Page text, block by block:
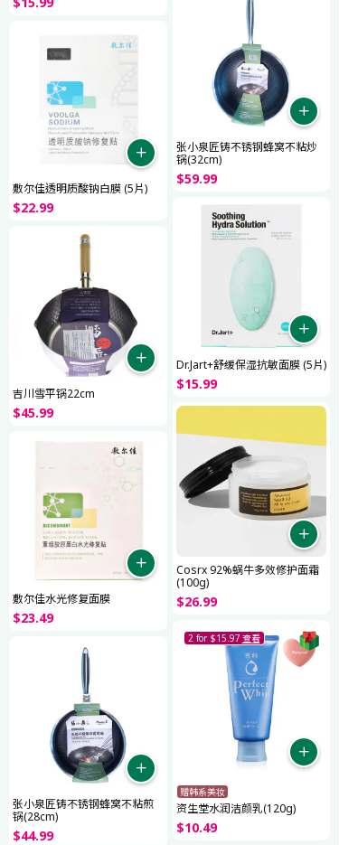
张小泉匠铸不锈钢蜂窝不粘炒
锅(32cm)
$59.99
敷尔佳透明质酸钠白膜 (5片)
$22.99
Dr.Jart+舒缓保湿抗敏面膜 (5片)
$15.99
吉川雪平锅22cm
$45.99
Cosrx 92%蜗牛多效修护面霜
(100g)
$26.99
敷尔佳水光修复面膜
$23.49
2 for $15.97 查看
赠韩系美妆
资生堂水润洁颜乳(120g)
$10.49
张小泉匠铸不锈钢蜂窝不粘煎
锅(28cm)
$44.99